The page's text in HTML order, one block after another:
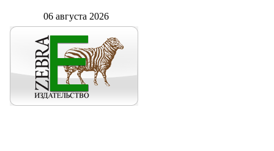
06 августа 2026